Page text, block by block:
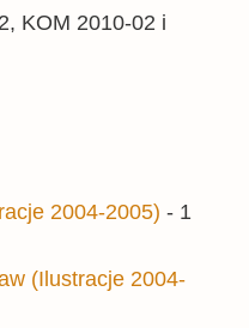
KOM 2010-02 i
2004-2005) - 1
(Ilustracje 2004-